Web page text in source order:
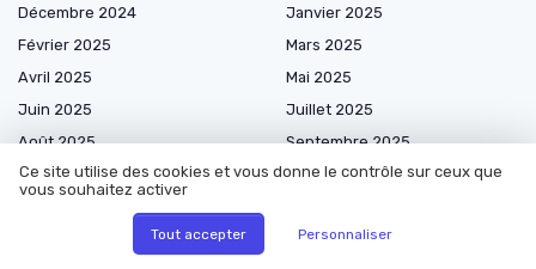
Décembre 2024
Janvier 2025
Février 2025
Mars 2025
Avril 2025
Mai 2025
Juin 2025
Juillet 2025
Août 2025
Septembre 2025
Octobre 2025
Novembre 2025
Mars 2026
Ce site utilise des cookies et vous donne le contrôle sur ceux que
vous souhaitez activer
Tout accepter Personnaliser